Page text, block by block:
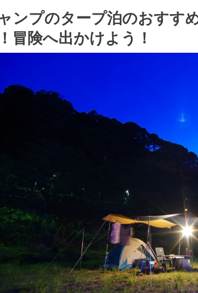
ンプのタープ泊のおすす
冒険へ出かけよう！